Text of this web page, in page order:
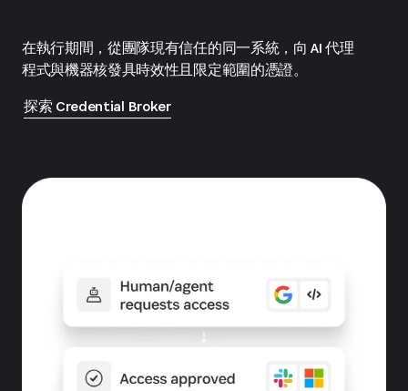
在執行期間，從團隊現有信任的同一系統，向 AI 代理
程式與機器核發具時效性且限定範圍的憑證。
探索 Credential Broker